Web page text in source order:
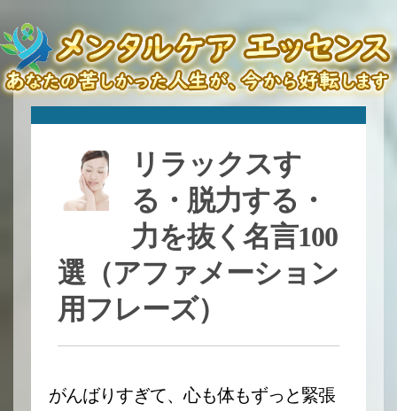
リラックスす
る・脱力する・
力を抜く名言100
選（アファメーション
用フレーズ）
がんばりすぎて、心も体もずっと緊張